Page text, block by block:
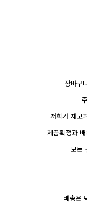
장바구
저희가 재고
제품확정과
모든
배송은